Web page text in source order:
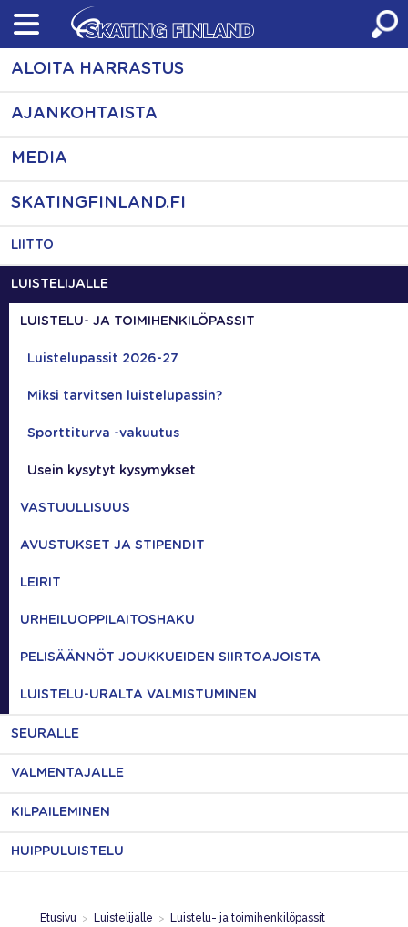
Skip
content
ALOITA HARRASTUS
AJANKOHTAISTA
MEDIA
SKATINGFINLAND.FI
LIITTO
LUISTELIJALLE
LUISTELU- JA TOIMIHENKILÖPASSIT
Luistelupassit 2026-27
Miksi tarvitsen luistelupassin?
Sporttiturva -vakuutus
Usein kysytyt kysymykset
VASTUULLISUUS
AVUSTUKSET JA STIPENDIT
LEIRIT
URHEILUOPPILAITOSHAKU
PELISÄÄNNÖT JOUKKUEIDEN SIIRTOAJOISTA
LUISTELU-URALTA VALMISTUMINEN
SEURALLE
VALMENTAJALLE
KILPAILEMINEN
HUIPPULUISTELU
Etusivu > Luistelijalle > Luistelu- ja toimihenkilöpassit